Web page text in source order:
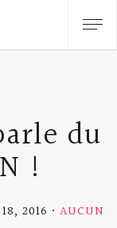
du
!
2016 AUCUN